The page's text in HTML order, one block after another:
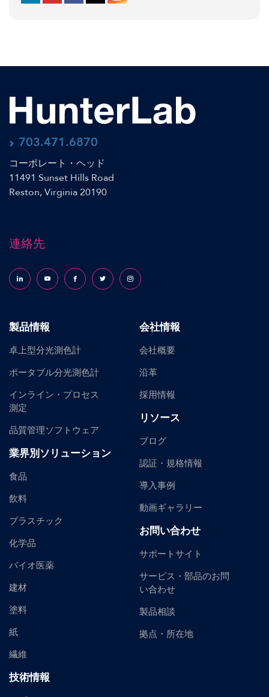
703.471.6870
コーポレート・ヘッド
11491 Sunset Hills Road
Reston, Virginia 20190
連絡先
Follow us on LinkedInFollow us on YouTubeFollow us on Facebook
Follow us on X (formerly Twitter)
Follow us on Instagram
製品情報
卓上型分光測色計
ポータブル分光測色計
インライン・プロセス
測定
品質管理ソフトウェア
業界別ソリューション
食品
飲料
プラスチック
化学品
バイオ医薬
建材
塗料
紙
繊維
技術情報
会社情報
会社概要
沿革
採用情報
リソース
ブログ
認証・規格情報
導入事例
動画ギャラリー
お問い合わせ
サポートサイト
サービス・部品のお問
い合わせ
製品相談
拠点・所在地